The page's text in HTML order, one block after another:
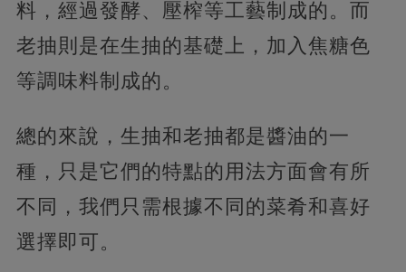
料，經過發酵、壓榨等工藝制成的。而
老抽則是在生抽的基礎上，加入焦糖色
等調味料制成的。
總的來說，生抽和老抽都是醬油的一
種，只是它們的特點的用法方面會有所
不同，我們只需根據不同的菜肴和喜好
選擇即可。